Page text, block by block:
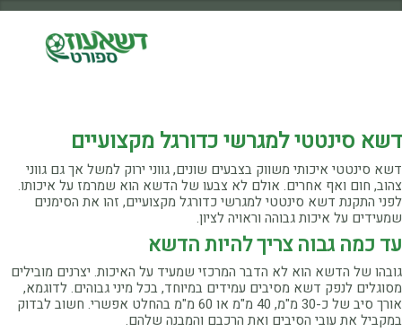
דשא סינטטי למגרשי כדורגל מקצועיים
דשא סינטטי איכותי משווק בצבעים שונים, גווני ירוק למשל אך גם גווני
צהוב, חום ואף אחרים. אולם לא צבעו של הדשא הוא שמרמז על איכותו.
לפני התקנת דשא סינטטי למגרשי כדורגל מקצועיים, זהו את הסימנים
שמעידים על איכות גבוהה וראויה לציון.
עד כמה גבוה צריך להיות הדשא
גובהו של הדשא הוא לא הדבר המרכזי שמעיד על האיכות. יצרנים מובילים
מסוגלים לנפק דשא מסיבים עמידים במיוחד, בכל מיני גבוהים. לדוגמא,
אורך סיב של כ-30 מ"מ, 40 מ"מ או 60 מ"מ בהחלט אפשרי. חשוב לבדוק
במקביל את עובי הסיבים ואת הרכבם והמבנה שלהם.